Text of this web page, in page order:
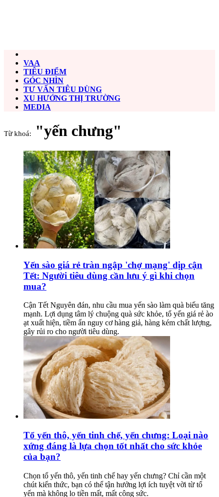
VAA
TIÊU ĐIỂM
GÓC NHÌN
TƯ VẤN TIÊU DÙNG
XU HƯỚNG THỊ TRƯỜNG
MEDIA
Từ khoá: "yến chưng"
Yến sào giá rẻ tràn ngập 'chợ mạng' dịp cận
Tết: Người tiêu dùng cần lưu ý gì khi chọn
mua?
Cận Tết Nguyên đán, nhu cầu mua yến sào làm quà biếu tăng
mạnh. Lợi dụng tâm lý chuộng quà sức khỏe, tổ yến giá rẻ ào
ạt xuất hiện, tiềm ẩn nguy cơ hàng giả, hàng kém chất lượng,
gây rủi ro cho người tiêu dùng.
Tổ yến thô, yến tinh chế, yến chưng: Loại nào
xứng đáng là lựa chọn tốt nhất cho sức khỏe
của bạn?
Chọn tổ yến thô, yến tinh chế hay yến chưng? Chỉ cần một
chút kiến thức, bạn có thể tận hưởng lợi ích tuyệt vời từ tổ
yến mà không lo tiền mất, mất công sức.